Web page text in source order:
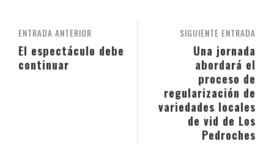
SIGUIENTE ENTRADA
Una jornada
abordará el
proceso de
regularización de
variedades locales
de vid de Los
Pedroches
ENTRADA ANTERIOR
El espectáculo debe
continuar